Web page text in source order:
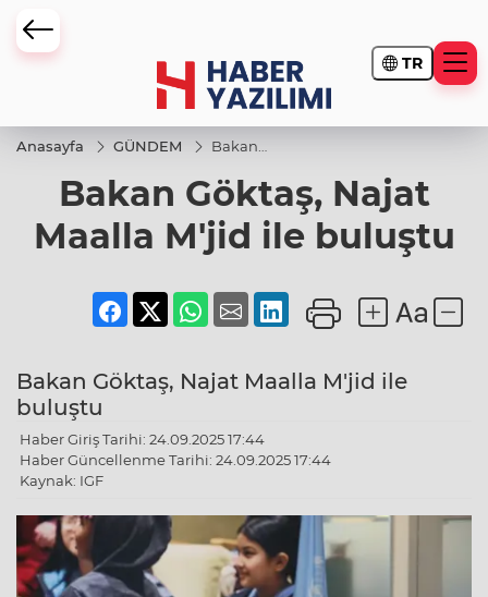
TR
Anasayfa GÜNDEM
Bakan
Najat
Maalla
buluştu
Bakan Göktaş, Najat
Maalla M'jid ile buluştu
Bakan Göktaş, Najat Maalla M'jid ile
buluştu
Haber Giriş Tarihi: 24.09.2025 17:44
Haber Güncellenme Tarihi: 24.09.2025 17:44
Kaynak: IGF